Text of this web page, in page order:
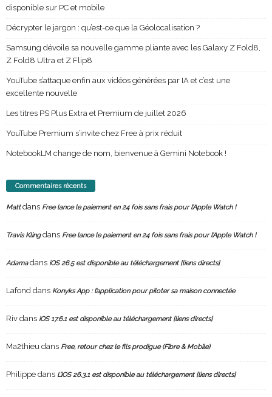
disponible sur PC et mobile
Décrypter le jargon : qu’est-ce que la Géolocalisation ?
Samsung dévoile sa nouvelle gamme pliante avec les Galaxy Z Fold8,
Z Fold8 Ultra et Z Flip8
YouTube s’attaque enfin aux vidéos générées par IA et c’est une
excellente nouvelle
Les titres PS Plus Extra et Premium de juillet 2026
YouTube Premium s’invite chez Free à prix réduit
NotebookLM change de nom, bienvenue à Gemini Notebook !
Commentaires récents
Mattdans Free lance le paiement en 24 fois sans frais pour l’Apple Watch !
Travis Klingdans Free lance le paiement en 24 fois sans frais pour l’Apple Watch !
Adamadans iOS 26.5 est disponible au téléchargement [liens directs]
Lafond dans Konyks App : l’application pour piloter sa maison connectée
Riv dans iOS 17.6.1 est disponible au téléchargement [liens directs]
Ma2thieu dans Free, retour chez le fils prodigue (Fibre & Mobile)
Philippe dans L’iOS 26.3.1 est disponible au téléchargement [liens directs]